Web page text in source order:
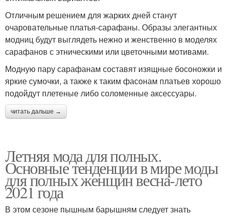
Отличным решением для жарких дней станут
очаровательные платья-сарафаны. Образы элегантных
модниц будут выглядеть нежно и женственно в моделях
сарафанов с этническими или цветочными мотивами.
Модную пару сарафанам составят изящные босоножки и
яркие сумочки, а также к таким фасонам платьев хорошо
подойдут плетеные либо соломенные аксессуары.
читать дальше →
Летняя мода для полных.
Основные тенденции в мире моды
для полных женщин весна-лето
2021 года
В этом сезоне пышным барышням следует знать